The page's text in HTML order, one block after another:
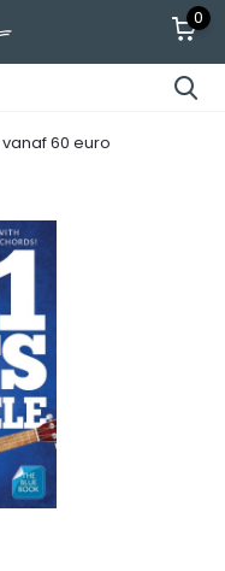
0
vanaf 60 euro